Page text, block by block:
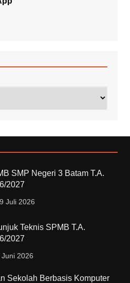
SMP Negeri 3 Batam T.A.
2027
Juli 2026
Teknis SPMB T.A.
2027
Juni 2026
Sekolah Berbasis Komputer